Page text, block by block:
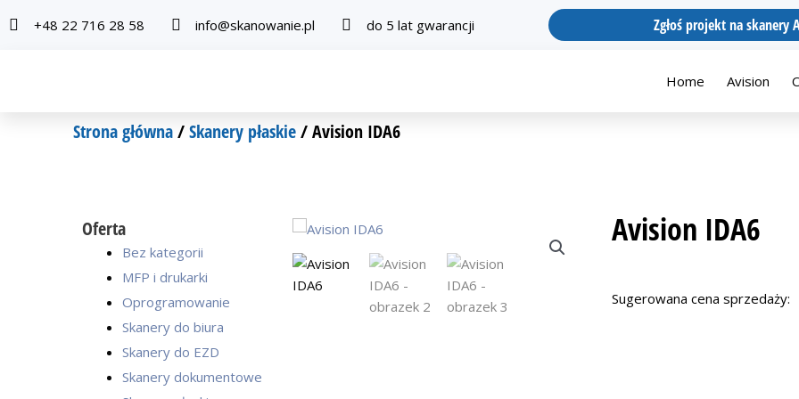
do
+48 22 716 28 58 info@skanowanie.pl do 5 lat gwarancji Zgłoś projekt na skanery
Home Avision
Strona główna/Skanery płaskie/ Avision IDA6
Oferta
Bez kategorii
MFP i drukarki
Oprogramowanie
Skanery do biura
Skanery do EZD
Skanery dokumentowe
Avision IDA6
Sugerowana cena sprzedaży: